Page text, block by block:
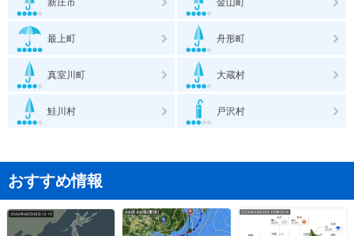
最上町 舟形町
真室川町 大蔵村
鮭川村 戸沢村
おすすめ情報